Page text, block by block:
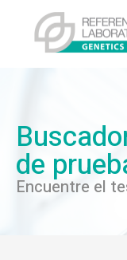
de
Encuentre el